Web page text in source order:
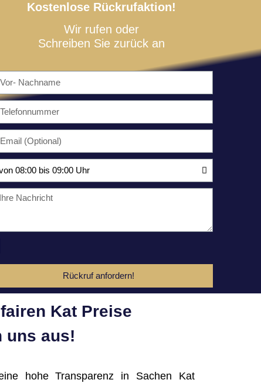
Kostenlose Rückrufaktion!
Wir rufen oder
Schreiben Sie zurück an
Rückruf anfordern!
Kat Preise
uns aus!
hohe Transparenz in Sachen Kat